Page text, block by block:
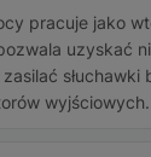
pracuje jako
uzyskać
słuchawki
wyjściowych.